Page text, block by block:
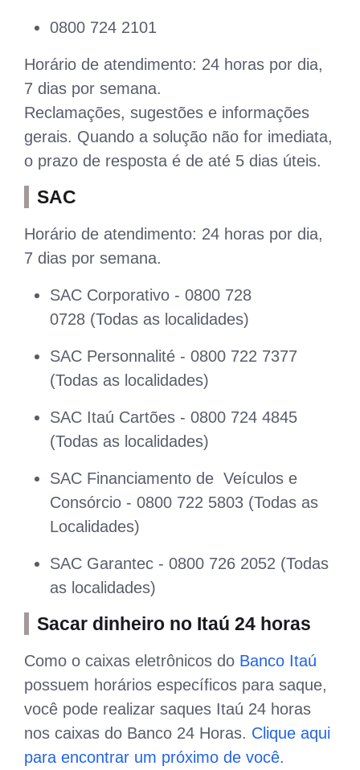
0800 724 2101
Horário de atendimento: 24 horas por dia,
7 dias por semana.
Reclamações, sugestões e informações
gerais. Quando a solução não for imediata,
o prazo de resposta é de até 5 dias úteis.
SAC
Horário de atendimento: 24 horas por dia,
7 dias por semana.
SAC Corporativo - 0800 728
0728 (Todas as localidades)
SAC Personnalité - 0800 722 7377
(Todas as localidades)
SAC Itaú Cartões - 0800 724 4845
(Todas as localidades)
SAC Financiamento de Veículos e
Consórcio - 0800 722 5803 (Todas as
Localidades)
SAC Garantec - 0800 726 2052 (Todas
as localidades)
Sacar dinheiro no Itaú 24 horas
Como o caixas eletrônicos do Banco Itaú
possuem horários específicos para saque,
você pode realizar saques Itaú 24 horas
nos caixas do Banco 24 Horas. Clique aqui
para encontrar um próximo de você.